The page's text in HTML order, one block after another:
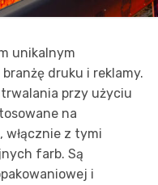
unikalnym
druku i reklamy.
przy użyciu
na
z tymi
farb. Są
i